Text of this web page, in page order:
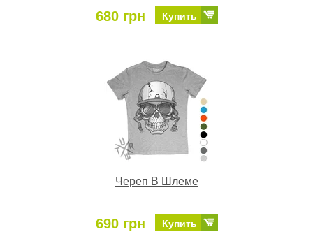
680 грн Купить
Череп В Шлеме
690 грн Купить